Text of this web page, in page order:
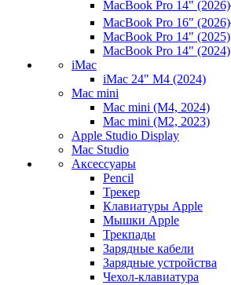
MacBook Pro 14" (2026)
MacBook Pro 16" (2026)
MacBook Pro 14" (2025)
MacBook Pro 14" (2024)
iMac
iMac 24" M4 (2024)
Mac mini
Mac mini (M4, 2024)
Mac mini (M2, 2023)
Apple Studio Display
Mac Studio
Аксессуары
Pencil
Трекер
Клавиатуры Apple
Мышки Apple
Трекпады
Зарядные кабели
Зарядные устройства
Чехол-клавиатура